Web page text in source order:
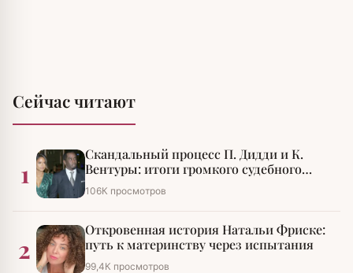
Сейчас читают
1
Скандальный процесс П. Дидди и К.
Вентуры: итоги громкого судебного
разбирательства
106К просмотров
2
Откровенная история Натальи Фриске:
путь к материнству через испытания
99,4К просмотров